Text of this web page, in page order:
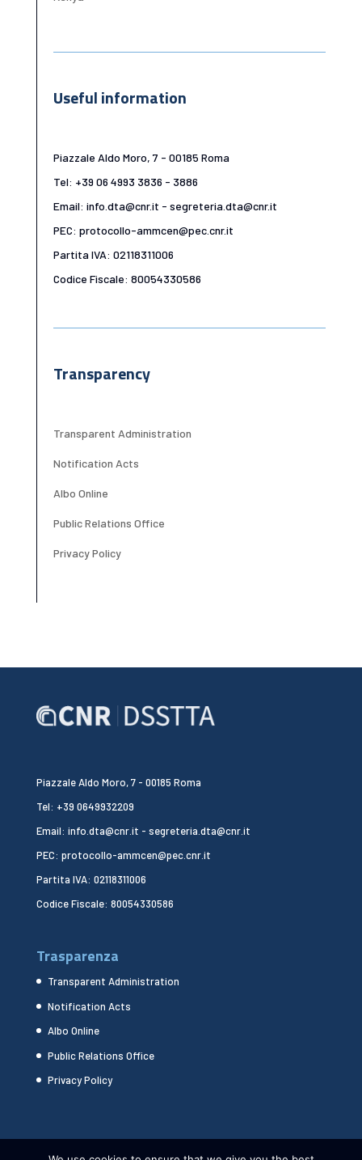
Useful information
Piazzale Aldo Moro, 7 - 00185 Roma
Tel: +39 06 4993 3836 - 3886
Email: info.dta@cnr.it - segreteria.dta@cnr.it
PEC: protocollo-ammcen@pec.cnr.it
Partita IVA: 02118311006
Codice Fiscale: 80054330586
Transparency
Transparent Administration
Notification Acts
Albo Online
Public Relations Office
Privacy Policy
Piazzale Aldo Moro, 7 - 00185 Roma
Tel: +39 0649932209
Email: info.dta@cnr.it - segreteria.dta@cnr.it
PEC: protocollo-ammcen@pec.cnr.it
Partita IVA: 02118311006
Codice Fiscale: 80054330586
Trasparenza
Transparent Administration
Notification Acts
Albo Online
Public Relations Office
Privacy Policy